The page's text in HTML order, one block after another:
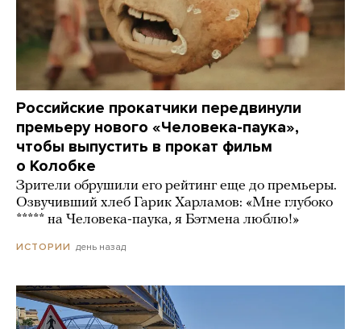
Российские прокатчики передвинули
премьеру нового «Человека-паука»,
чтобы выпустить в прокат фильм
о Колобке
Зрители обрушили его рейтинг еще до премьеры.
Озвучивший хлеб Гарик Харламов: «Мне глубоко
***** на Человека-паука, я Бэтмена люблю!»
ИСТОРИИ день назад